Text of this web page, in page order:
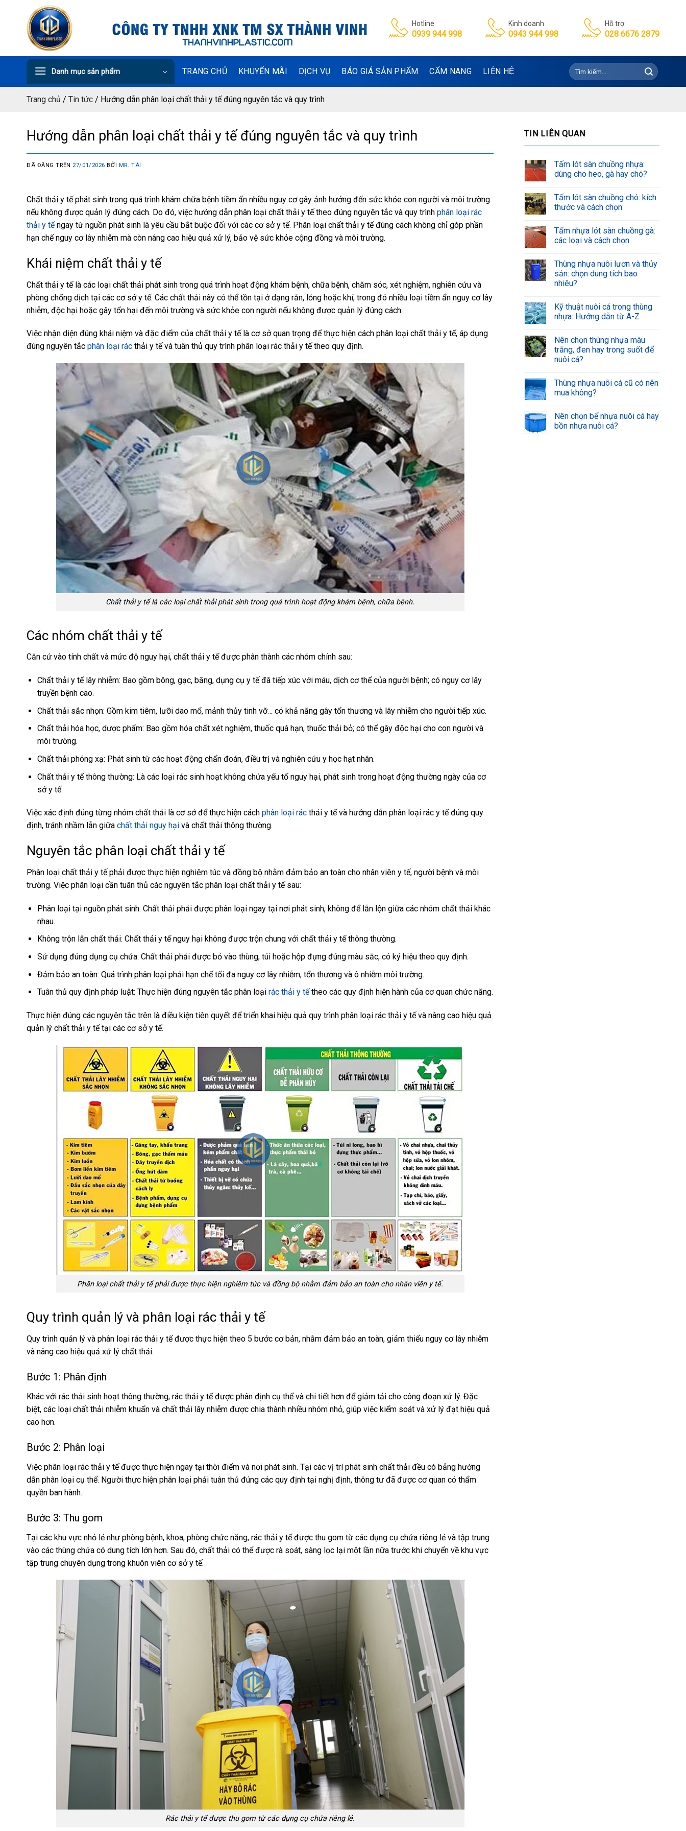
Hotline
0939 944 998
Kinh doanh
0943 944 998
Hỗ trợ
028 6676 2879
Danh mục sản phẩm TRANG CHỦ KHUYẾN MÃI DỊCH VỤ BÁO GIÁ SẢN PHẨM CẨM NANG LIÊN HỆ
Tìm
kiếm:
Trang chủ / Tin tức / Hướng dẫn phân loại chất thải y tế đúng nguyên tắc và quy trình
Hướng dẫn phân loại chất thải y tế đúng nguyên tắc và quy trình
ĐÃ ĐĂNG TRÊN 27/01/2026 BỞI MR. TÀI
Chất thải y tế phát sinh trong quá trình khám chữa bệnh tiềm ẩn nhiều nguy cơ gây ảnh hưởng đến sức khỏe con người và môi trường
nếu không được quản lý đúng cách. Do đó, việc hướng dẫn phân loại chất thải y tế theo đúng nguyên tắc và quy trình phân loại rác
thải y tếngay từ nguồn phát sinh là yêu cầu bắt buộc đối với các cơ sở y tế. Phân loại chất thải y tế đúng cách không chỉ góp phần
hạn chế nguy cơ lây nhiễm mà còn nâng cao hiệu quả xử lý, bảo vệ sức khỏe cộng đồng và môi trường.
Khái niệm chất thải y tế
Chất thải y tế là các loại chất thải phát sinh trong quá trình hoạt động khám bệnh, chữa bệnh, chăm sóc, xét nghiệm, nghiên cứu và
phòng chống dịch tại các cơ sở y tế. Các chất thải này có thể tồn tại ở dạng rắn, lỏng hoặc khí, trong đó nhiều loại tiềm ẩn nguy cơ lây
nhiễm, độc hại hoặc gây tổn hại đến môi trường và sức khỏe con người nếu không được quản lý đúng cách.
Việc nhận diện đúng khái niệm và đặc điểm của chất thải y tế là cơ sở quan trọng để thực hiện cách phân loại chất thải y tế, áp dụng
đúng nguyên tắc phân loại rác thải y tế và tuân thủ quy trình phân loại rác thải y tế theo quy định.
Chất thải y tế là các loại chất thải phát sinh trong quá trình hoạt động khám bệnh, chữa bệnh.
Các nhóm chất thải y tế
Căn cứ vào tính chất và mức độ nguy hại, chất thải y tế được phân thành các nhóm chính sau:
Chất thải y tế lây nhiễm: Bao gồm bông, gạc, băng, dụng cụ y tế đã tiếp xúc với máu, dịch cơ thể của người bệnh; có nguy cơ lây
truyền bệnh cao.
Chất thải sắc nhọn: Gồm kim tiêm, lưỡi dao mổ, mảnh thủy tinh vỡ… có khả năng gây tổn thương và lây nhiễm cho người tiếp xúc.
Chất thải hóa học, dược phẩm: Bao gồm hóa chất xét nghiệm, thuốc quá hạn, thuốc thải bỏ; có thể gây độc hại cho con người và
môi trường.
Chất thải phóng xạ: Phát sinh từ các hoạt động chẩn đoán, điều trị và nghiên cứu y học hạt nhân.
Chất thải y tế thông thường: Là các loại rác sinh hoạt không chứa yếu tố nguy hại, phát sinh trong hoạt động thường ngày của cơ
sở y tế.
Việc xác định đúng từng nhóm chất thải là cơ sở để thực hiện cách phân loại rác thải y tế và hướng dẫn phân loại rác y tế đúng quy
định, tránh nhầm lẫn giữa chất thải nguy hại và chất thải thông thường.
Nguyên tắc phân loại chất thải y tế
Phân loại chất thải y tế phải được thực hiện nghiêm túc và đồng bộ nhằm đảm bảo an toàn cho nhân viên y tế, người bệnh và môi
trường. Việc phân loại cần tuân thủ các nguyên tắc phân loại chất thải y tế sau:
Phân loại tại nguồn phát sinh: Chất thải phải được phân loại ngay tại nơi phát sinh, không để lẫn lộn giữa các nhóm chất thải khác
nhau.
Không trộn lẫn chất thải: Chất thải y tế nguy hại không được trộn chung với chất thải y tế thông thường.
Sử dụng đúng dụng cụ chứa: Chất thải phải được bỏ vào thùng, túi hoặc hộp đựng đúng màu sắc, có ký hiệu theo quy định.
Đảm bảo an toàn: Quá trình phân loại phải hạn chế tối đa nguy cơ lây nhiễm, tổn thương và ô nhiễm môi trường.
Tuân thủ quy định pháp luật: Thực hiện đúng nguyên tắc phân loại rác thải y tếtheo các quy định hiện hành của cơ quan chức năng.
Thực hiện đúng các nguyên tắc trên là điều kiện tiên quyết để triển khai hiệu quả quy trình phân loại rác thải y tế và nâng cao hiệu quả
quản lý chất thải y tế tại các cơ sở y tế.
Phân loại chất thải y tế phải được thực hiện nghiêm túc và đồng bộ nhằm đảm bảo an toàn cho nhân viên y tế.
Quy trình quản lý và phân loại rác thải y tế
Quy trình quản lý và phân loại rác thải y tế được thực hiện theo 5 bước cơ bản, nhằm đảm bảo an toàn, giảm thiểu nguy cơ lây nhiễm
và nâng cao hiệu quả xử lý chất thải.
Bước 1: Phân định
Khác với rác thải sinh hoạt thông thường, rác thải y tế được phân định cụ thể và chi tiết hơn để giảm tải cho công đoạn xử lý. Đặc
biệt, các loại chất thải nhiễm khuẩn và chất thải lây nhiễm được chia thành nhiều nhóm nhỏ, giúp việc kiểm soát và xử lý đạt hiệu quả
cao hơn.
Bước 2: Phân loại
Việc phân loại rác thải y tế được thực hiện ngay tại thời điểm và nơi phát sinh. Tại các vị trí phát sinh chất thải đều có bảng hướng
dẫn phân loại cụ thể. Người thực hiện phân loại phải tuân thủ đúng các quy định tại nghị định, thông tư đã được cơ quan có thẩm
quyền ban hành.
Bước 3: Thu gom
Tại các khu vực nhỏ lẻ như phòng bệnh, khoa, phòng chức năng, rác thải y tế được thu gom từ các dụng cụ chứa riêng lẻ và tập trung
vào các thùng chứa có dung tích lớn hơn. Sau đó, chất thải có thể được rà soát, sàng lọc lại một lần nữa trước khi chuyển về khu vực
tập trung chuyên dụng trong khuôn viên cơ sở y tế.
Rác thải y tế được thu gom từ các dụng cụ chứa riêng lẻ.
TIN LIÊN QUAN
Tấm lót sàn chuồng nhựa:
dùng cho heo, gà hay chó?
Tấm lót sàn chuồng chó: kích
thước và cách chọn
Tấm nhựa lót sàn chuồng gà:
các loại và cách chọn
Thùng nhựa nuôi lươn và thủy
sản: chọn dung tích bao
nhiêu?
Kỹ thuật nuôi cá trong thùng
nhựa: Hướng dẫn từ A-Z
Nên chọn thùng nhựa màu
trắng, đen hay trong suốt để
nuôi cá?
Thùng nhựa nuôi cá cũ có nên
mua không?
Nên chọn bể nhựa nuôi cá hay
bồn nhựa nuôi cá?